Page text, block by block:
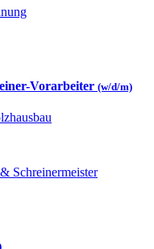
Vorarbeiter (w/d/m)
Schreinermeister